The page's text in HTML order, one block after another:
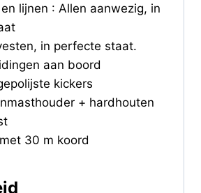
lijnen : Allen aanwezig, in
in perfecte staat.
aan boord
kickers
+ hardhouten
30 m koord